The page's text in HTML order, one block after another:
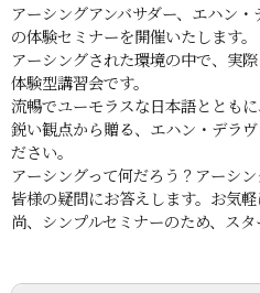
アーシングアンバサダー、エハン・
の体験セミナーを開催いたします。
アーシングされた環境の中で、実
体験型講習会です。
流暢でユーモラスな日本語ととも
鋭い観点から贈る、エハン・デラ
ださい。
アーシングって何だろう？アーシ
皆様の疑問にお答えします。お気軽
尚、シンプルセミナーのため、ス